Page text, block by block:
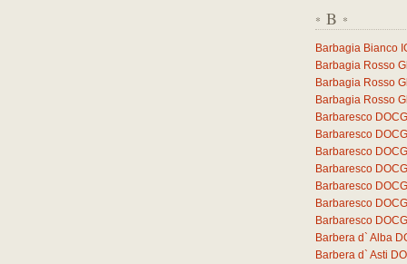
* B *
Barbagia Bianco
Barbagia Rosso
Barbagia Rosso
Barbagia Rosso
Barbaresco
Barbaresco
Barbaresco
Barbaresco
Barbaresco
Barbaresco
Barbaresco
Barbera d` Alba
Barbera d` Asti